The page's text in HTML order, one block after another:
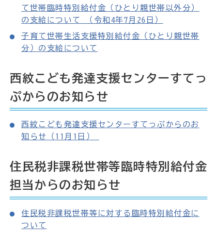
て世帯臨時特別給付金（ひとり親世帯以外分）
の支給について （令和4年7月26日）
子育て世帯生活支援特別給付金（ひとり親世帯
分）の支給について
西紋こども発達支援センターすてっ
ぷからのお知らせ
西紋こども発達支援センターすてっぷからのお
知らせ（11月1日）
住民税非課税世帯等臨時特別給付金
担当からのお知らせ
住民税非課税世帯等に対する臨時特別給付金に
ついて